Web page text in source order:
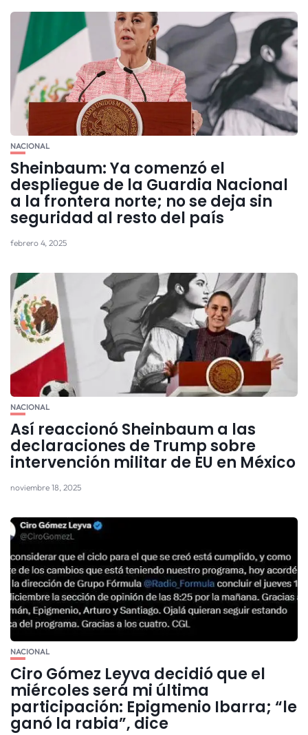
NACIONAL
Sheinbaum: Ya comenzó el
despliegue de la Guardia Nacional
a la frontera norte; no se deja sin
seguridad al resto del país
febrero 4, 2025
NACIONAL
Así reaccionó Sheinbaum a las
declaraciones de Trump sobre
intervención militar de EU en México
noviembre 18, 2025
NACIONAL
Ciro Gómez Leyva decidió que el
miércoles será mi última
participación: Epigmenio Ibarra; “le
ganó la rabia”, dice